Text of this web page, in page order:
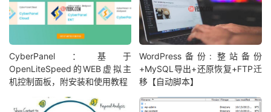
CyberPanel：基于
OpenLiteSpeed的WEB虚拟主
机控制面板，附安装和使用教程
WordPress备份: 整站备份
+MySQL导出+还原恢复+FTP迁
移【自动脚本】